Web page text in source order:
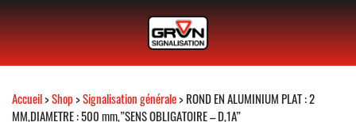
Accueil>Shop>Signalisation générale> ROND EN ALUMINIUM PLAT : 2
MM,DIAMETRE : 500 mm,”SENS OBLIGATOIRE – D,1A”